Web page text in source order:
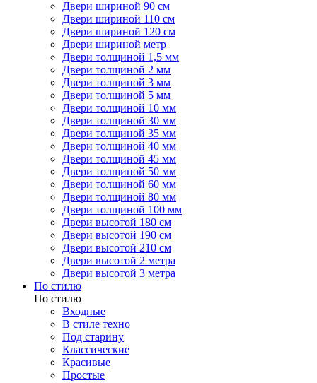
Двери шириной 90 см
Двери шириной 110 см
Двери шириной 120 см
Двери шириной метр
Двери толщиной 1,5 мм
Двери толщиной 2 мм
Двери толщиной 3 мм
Двери толщиной 5 мм
Двери толщиной 10 мм
Двери толщиной 30 мм
Двери толщиной 35 мм
Двери толщиной 40 мм
Двери толщиной 45 мм
Двери толщиной 50 мм
Двери толщиной 60 мм
Двери толщиной 80 мм
Двери толщиной 100 мм
Двери высотой 180 см
Двери высотой 190 см
Двери высотой 210 см
Двери высотой 2 метра
Двери высотой 3 метра
По стилю
По стилю
Входные
В стиле техно
Под старину
Классические
Красивые
Простые